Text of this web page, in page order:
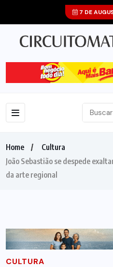
7 DE
Home
Cultura
João Sebastião se despede
da arte regional
CULTURA